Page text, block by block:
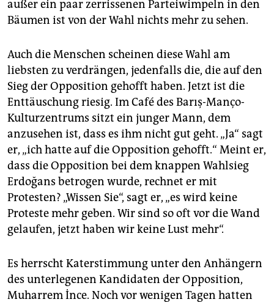
außer ein paar zerrissenen Parteiwimpeln in den
Bäumen ist von der Wahl nichts mehr zu sehen.
Auch die Menschen scheinen diese Wahl am
liebsten zu verdrängen, jedenfalls die, die auf den
Sieg der Opposition gehofft haben. Jetzt ist die
Enttäuschung riesig. Im Café des Barış-Manço-
Kulturzentrums sitzt ein junger Mann, dem
anzusehen ist, dass es ihm nicht gut geht. „Ja“ sagt
er, „ich hatte auf die Opposition gehofft.“ Meint er,
dass die Opposition bei dem knappen Wahlsieg
Erdoğans betrogen wurde, rechnet er mit
Protesten? „Wissen Sie“, sagt er, „es wird keine
Proteste mehr geben. Wir sind so oft vor die Wand
gelaufen, jetzt haben wir keine Lust mehr“.
Es herrscht Katerstimmung unter den Anhängern
des unterlegenen Kandidaten der Opposition,
Muharrem İnce. Noch vor wenigen Tagen hatten